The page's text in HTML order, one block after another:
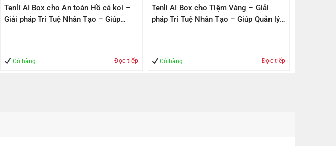
Tenli AI Box cho An toàn Hồ cá koi –
Giải pháp Trí Tuệ Nhân Tạo – Giúp
Có hàng Đọc tiếp
Tenli AI Box cho Tiệm Vàng – Giải
pháp Trí Tuệ Nhân Tạo – Giúp Quản lý
Có hàng Đọc tiếp